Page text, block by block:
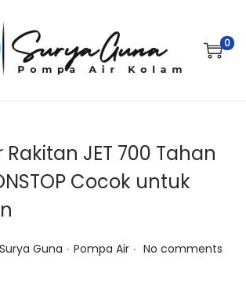
S
t
n
S
t
c
t
0
JET 700 Tahan
Cocok untuk
Surya Guna . P
Pompa Air . No comments